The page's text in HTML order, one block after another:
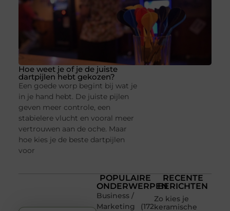
Hoe weet je of je de juiste
dartpijlen hebt gekozen?
Een goede worp begint bij wat je
in je hand hebt. De juiste pijlen
geven meer controle, een
stabielere vlucht en vooral meer
vertrouwen aan de oche. Maar
hoe kies je de beste dartpijlen
voor
POPULAIRE
ONDERWERPEN
Business /
Marketing
(172
RECENTE
BERICHTEN
Zo kies je
keramische